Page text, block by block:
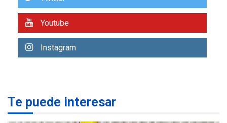
Youtube
Instagram
Te puede interesar